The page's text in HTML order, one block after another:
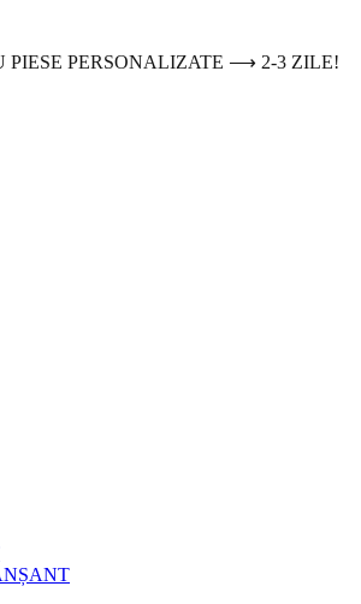
PIESE PERSONALIZATE ⟶ 2-3 ZILE!